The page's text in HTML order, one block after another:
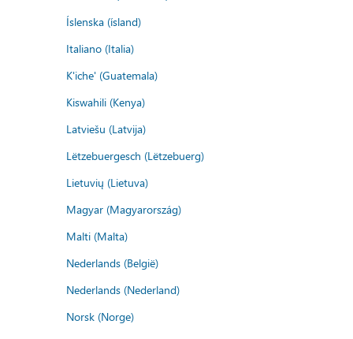
Íslenska (ísland)
Italiano (Italia)
K'iche' (Guatemala)
Kiswahili (Kenya)
Latviešu (Latvija)
Lëtzebuergesch (Lëtzebuerg)
Lietuvių (Lietuva)
Magyar (Magyarország)
Malti (Malta)
Nederlands (België)
Nederlands (Nederland)
Norsk (Norge)